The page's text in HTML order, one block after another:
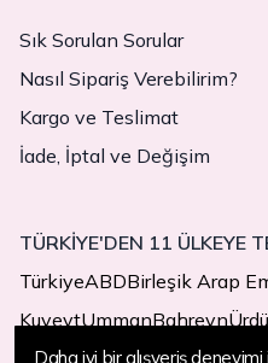
Sık Sorulan Sorular
Nasıl Sipariş Verebilirim?
Kargo ve Teslimat
İade, İptal ve Değişim
TÜRKİYE'DEN 11 ÜLKEYE
TürkiyeABDBirleşik Arap
KuveytUmmanBahreyn
Daha iyi bir alışveriş